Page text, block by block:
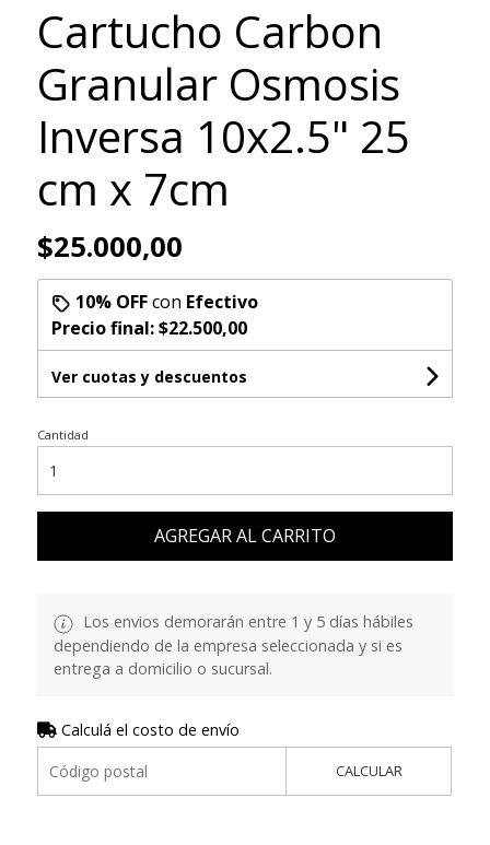
Cartucho Carbon
Granular Osmosis
Inversa 10x2.5" 25
cm x 7cm
$25.000,00
10% OFFcon Efectivo
Precio final:$22.500,00
Ver cuotas y descuentos
Cantidad
AGREGAR AL CARRITO
Los envios demorarán entre 1 y 5 días hábiles
dependiendo de la empresa seleccionada y si es
entrega a domicilio o sucursal.
Calculá el costo de envío
CALCULAR